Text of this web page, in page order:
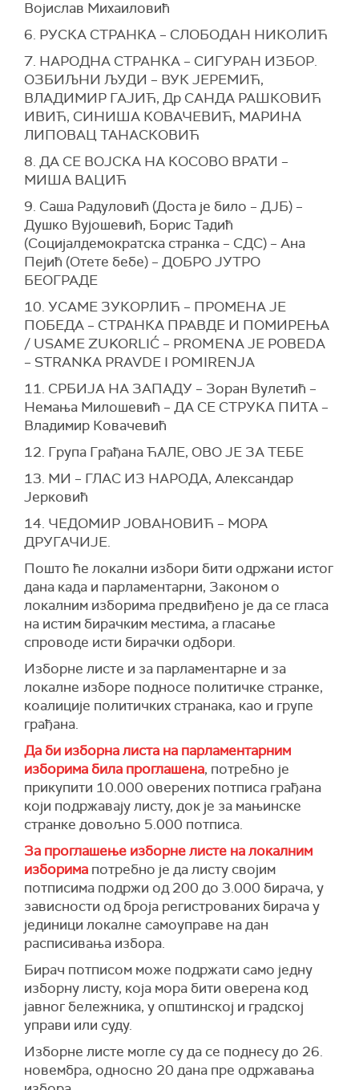
Војислав Михаиловић
6. РУСКА СТРАНКА – СЛОБОДАН НИКОЛИЋ
7. НАРОДНА СТРАНКА – СИГУРАН ИЗБОР.
ОЗБИЉНИ ЉУДИ – ВУК ЈЕРЕМИЋ,
ВЛАДИМИР ГАЈИЋ, Др САНДА РАШКОВИЋ
ИВИЋ, СИНИША КОВАЧЕВИЋ, МАРИНА
ЛИПОВАЦ ТАНАСКОВИЋ
8. ДА СЕ ВОЈСКА НА КОСОВО ВРАТИ –
МИША ВАЦИЋ
9. Саша Радуловић (Доста је било – ДЈБ) –
Душко Вујошевић, Борис Тадић
(Социјалдемократска странка – СДС) – Ана
Пејић (Отете бебе) – ДОБРО ЈУТРО
БЕОГРАДЕ
10. УСАМЕ ЗУКОРЛИЋ – ПРОМЕНА ЈЕ
ПОБЕДА – СТРАНКА ПРАВДЕ И ПОМИРЕЊА
/ USAME ZUKORLIĆ – PROMENA JE POBEDA
– STRANKA PRAVDE I POMIRENJA
11. СРБИЈА НА ЗАПАДУ – Зоран Вулетић –
Немања Милошевић – ДА СЕ СТРУКА ПИТА –
Владимир Ковачевић
12. Група Грађана ЋАЛЕ, ОВО ЈЕ ЗА ТЕБЕ
13. МИ – ГЛАС ИЗ НАРОДА, Александар
Јерковић
14. ЧЕДОМИР ЈОВАНОВИЋ – МОРА
ДРУГАЧИЈЕ.
Пошто ће локални избори бити одржани истог
дана када и парламентарни, Законом о
локалним изборима предвиђено је да се гласа
на истим бирачким местима, а гласање
спроводе исти бирачки одбори.
Изборне листе и за парламентарне и за
локалне изборе подносе политичке странке,
коалиције политичких странака, као и групе
грађана.
Да би изборна листа на парламентарним
изборима била проглашена, потребно је
прикупити 10.000 оверених потписа грађана
који подржавају листу, док је за мањинске
странке довољно 5.000 потписа.
За проглашење изборне листе на локалним
изборима потребно је да листу својим
потписима подржи од 200 до 3.000 бирача, у
зависности од броја регистрованих бирача у
јединици локалне самоуправе на дан
расписивања избора.
Бирач потписом може подржати само једну
изборну листу, која мора бити оверена код
јавног бележника, у општинској и градској
управи или суду.
Изборне листе могле су да се поднесу до 26.
новембра, односно 20 дана пре одржавања